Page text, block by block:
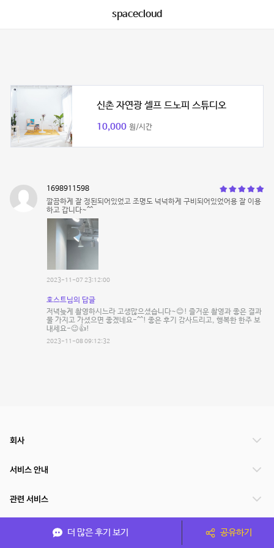
spacecloud
신촌 자연광 셀프 드노피 스튜디오
10,000 원/시간
1698911598
깔끔하게 잘 정된되어있었고 조명도 넉넉하게 구비되어있었어용 잘 이용
하고 갑니다~^^
2023-11-07 23:12:00
호스트님의 답글
저녁늦게 촬영하시느라 고생많으셨습니다~😊! 즐거운 촬영과 좋은 결과
물 가지고 가셨으면 좋겠네요-^^! 좋은 후기 감사드리고, 행복한 한주 보
내세요-😉👍!
2023-11-08 09:12:32
더 많은 후기 보기 공유하기
회사
서비스 안내
관련 서비스